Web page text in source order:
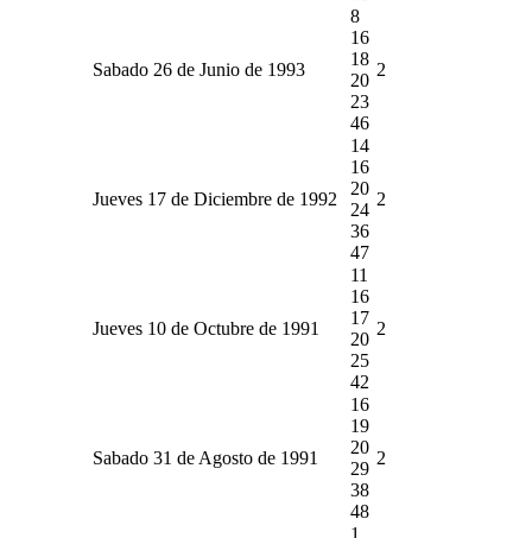
Sabado 26 de Junio de 1993
8
16
18
20
23
46
2
Jueves 17 de Diciembre de 1992
14
16
20
24
36
47
2
Jueves 10 de Octubre de 1991
11
16
17
20
25
42
2
Sabado 31 de Agosto de 1991
16
19
20
29
38
48
2
1